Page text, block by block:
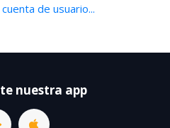
de usuario...
nuestra app